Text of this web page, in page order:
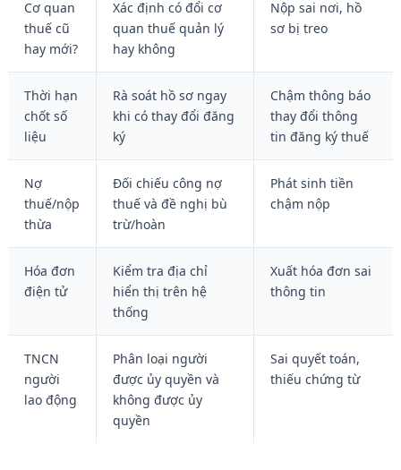
Cơ quan
thuế cũ
hay mới?
Xác định có đổi cơ
quan thuế quản lý
hay không
Nộp sai nơi, hồ
sơ bị treo
Thời hạn
chốt số
liệu
Rà soát hồ sơ ngay
khi có thay đổi đăng
ký
Chậm thông báo
thay đổi thông
tin đăng ký thuế
Nợ
thuế/nộp
thừa
Đối chiếu công nợ
thuế và đề nghị bù
trừ/hoàn
Phát sinh tiền
chậm nộp
Hóa đơn
điện tử
Kiểm tra địa chỉ
hiển thị trên hệ
thống
Xuất hóa đơn sai
thông tin
TNCN
người
lao động
Phân loại người
được ủy quyền và
không được ủy
quyền
Sai quyết toán,
thiếu chứng từ